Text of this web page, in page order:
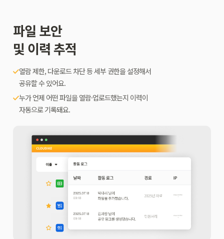
파일 보안
및 이력 추적
열람 제한, 다운로드 차단 등 세부 권한을 설정해서
공유할 수 있어요.
누가 언제 어떤 파일을 열람·업로드했는지 이력이
자동으로 기록돼요.